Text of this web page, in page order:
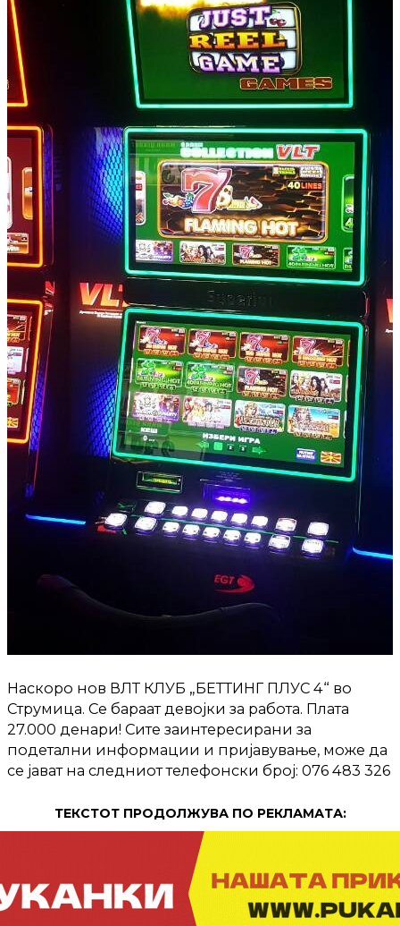
Наскоро нов ВЛТ КЛУБ „БЕТТИНГ ПЛУС 4“ во
Струмица. Се бараат девојки за работа. Плата
27.000 денари! Сите заинтересирани за
подетални информации и пријавување, може да
се јават на следниот телефонски број: 076 483 326
ТЕКСТОТ ПРОДОЛЖУВА ПО РЕКЛАМАТА: